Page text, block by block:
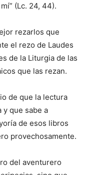
(Lc. 24, 44).
rezarlos que
el rezo de Laudes
de la Liturgia de las
que las rezan.
de que la lectura
y que sabe a
de esos libros
provecho­samente.
del aventurero